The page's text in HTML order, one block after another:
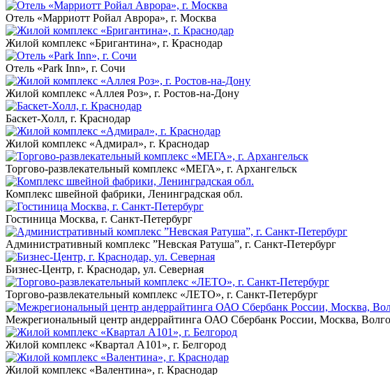
Отель «Марриотт Ройал Аврора», г. Москва
Жилой комплекс «Бригантина», г. Краснодар
Отель «Park Inn», г. Сочи
Жилой комплекс «Аллея Роз», г. Ростов-на-Дону
Баскет-Холл, г. Краснодар
Жилой комплекс «Адмирал», г. Краснодар
Торгово-развлекательный комплекс «МЕГА», г. Архангельск
Комплекс швейной фабрики, Ленинградская обл.
Гостиница Москва, г. Санкт-Петербург
Административный комплекс ”Невская Ратуша”, г. Санкт-Петербург
Бизнес-Центр, г. Краснодар, ул. Северная
Торгово-развлекательный комплекс «ЛЕТО», г. Санкт-Петербург
Межрегиональный центр андеррайтинга ОАО Сбербанк России, Москва,
Жилой комплекс «Квартал А101», г. Белгород
Жилой комплекс «Валентина», г. Краснодар